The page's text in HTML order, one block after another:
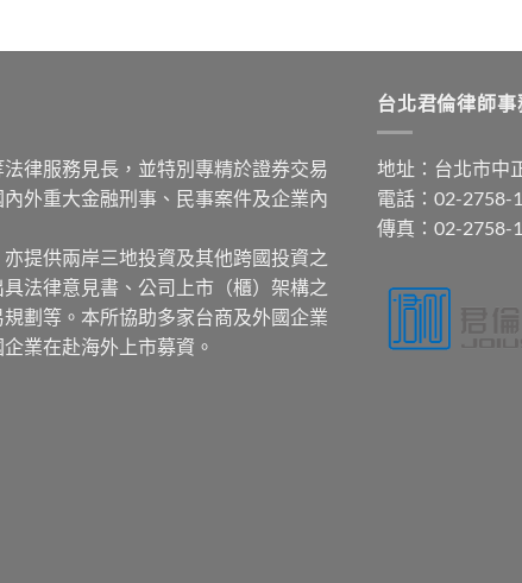
律服務見長，並特別專精於證券交易
外重大金融刑事、民事案件及企業內
提供兩岸三地投資及其他跨國投資之
法律意見書、公司上市（櫃）架構之
劃等。本所協助多家台商及外國企業
業在赴海外上市募資。
台北君倫律師事
地址：台北市中
電話：02-2758-
傳真：02-2758-